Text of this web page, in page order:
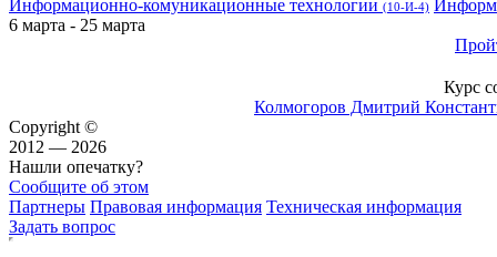
Информационно-комуникационные технологии (10-И-4)
6 марта - 25 марта
Курс
Колмогоров Дмитрий
Copyright ©
2012 — 2026
Нашли опечатку?
Сообщите об этом
Партнеры Правовая информация Техническая информация
Задать вопрос